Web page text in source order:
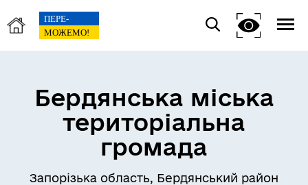
Бердянська міська
територіальна
громада
Запорізька область, Бердянський район